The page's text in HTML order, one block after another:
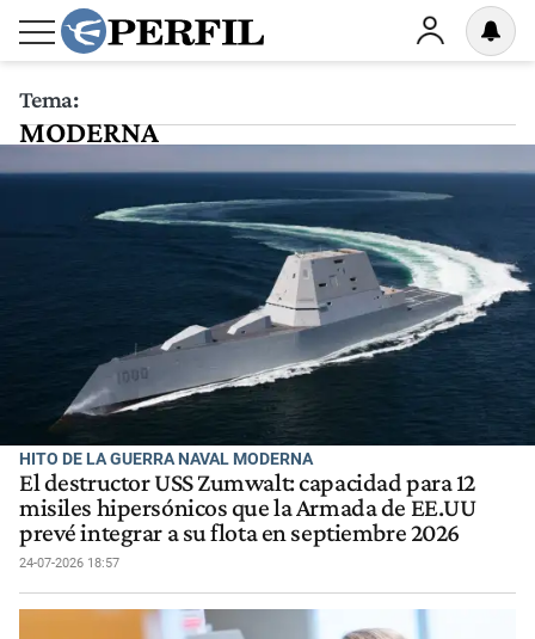
Tema:
MODERNA
HITO DE LA GUERRA NAVAL MODERNA
El destructor USS Zumwalt: capacidad para 12
misiles hipersónicos que la Armada de EE.UU
prevé integrar a su flota en septiembre 2026
24-07-2026 18:57